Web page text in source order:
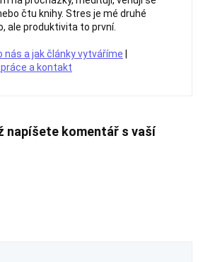
čtu knihy. Stres je mé druhé
ale produktivita to první.
nás a jak články vytváříme
a kontakt
napíšete komentář s vaší